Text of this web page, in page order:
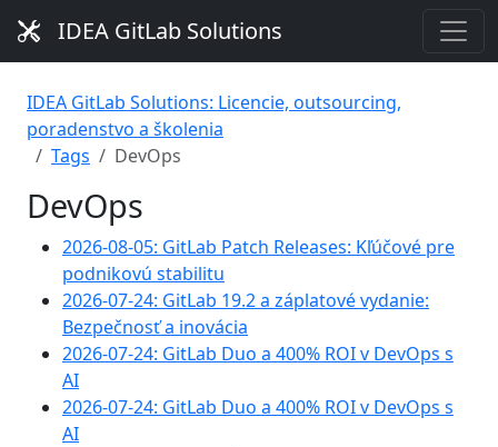
IDEA GitLab Solutions
IDEA GitLab Solutions: Licencie, outsourcing,
poradenstvo a školenia
Tags
DevOps
DevOps
2026-08-05: GitLab Patch Releases: Kľúčové pre
podnikovú stabilitu
2026-07-24: GitLab 19.2 a záplatové vydanie:
Bezpečnosť a inovácia
2026-07-24: GitLab Duo a 400% ROI v DevOps s
AI
2026-07-24: GitLab Duo a 400% ROI v DevOps s
AI